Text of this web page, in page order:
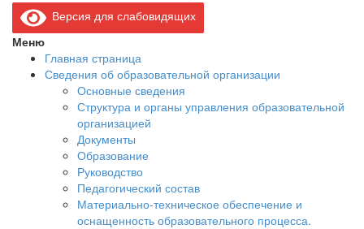
Версия для слабовидящих
Меню
Главная страница
Сведения об образовательной организации
Основные сведения
Структура и органы управления образовательной
организацией
Документы
Образование
Руководство
Педагогический состав
Материально-техническое обеспечение и
оснащенность образовательного процесса.